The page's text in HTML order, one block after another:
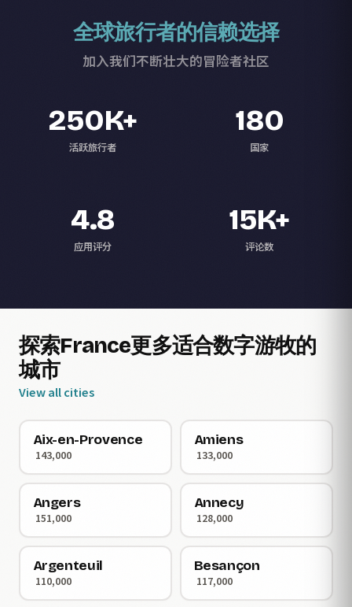
全球旅行者的信赖选择
加入我们不断壮大的冒险者社区
250K+
活跃旅行者
180
国家
4.8
应用评分
15K+
评论数
探索France更多适合数字游牧的
城市
View all cities
Aix-en-Provence
143,000
Amiens
133,000
Angers
151,000
Annecy
128,000
Argenteuil
110,000
Besançon
117,000